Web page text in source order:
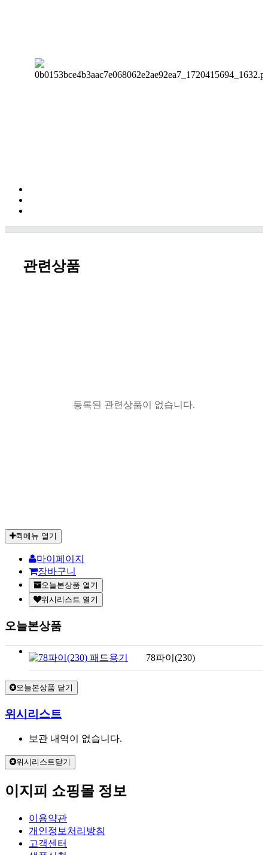
사용후기가 없습니다.
상품문의가 없습니다.
관련상품
등록된 관련상품이 없습니다.
퀵메뉴 열기
마이페이지
장바구니
오늘본상품 열기
위시리스트 열기
오늘본상품
78파이(230)
오늘본상품 닫기
위시리스트
보관 내역이 없습니다.
위시리스트닫기
이지피 쇼핑몰 정보
이용약관
개인정보처리방침
고객센터